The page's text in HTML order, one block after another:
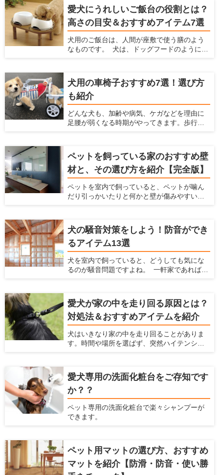
ね。 なにより、ニオイが発生しているという
ことはウイルスや雑菌が繁殖していて不衛生
になっている恐れがあるのです。 除菌効果や
菌の繁殖を抑制する効果がある洗浄剤で掃除
をすれば、原因からニオイを解消できます。
今回は、「ニオイを元から解決する」効果の
性やコストパフォーマンスに期待大です！
愛犬にうれしいご飯台の役割とは？
高さの目安＆おすすめアイテム7選
犬用のご飯台は、人間が座敷で使う膳のよう
なものです。 犬は、ドッグフードのように簡
のフードを吐き出したり、むせたりしてしま
います。 そのようなときは、犬にとって食べ
やすい姿勢が保てるご飯台を検討してみま
しょう。老犬や気管の弱い犬のサポートにも
役立ちます。 この記事では、ご飯台を使うメ
リットと選び方、おすすめのアイテムを7つ紹
犬用の車椅子おすすめ7選！選び方
も紹介
どんな犬も、加齢や病気、ケガなどを理由に
足腰が弱くなる時期がやってきます。歩行が
さんにとって、少しの距離でも一緒に歩ける
時間は貴重です。たとえ体が不自由であって
も、犬用車椅子があれば愛犬の意思で行きた
い場所に移動できます。 寝たきりを予防する
ために、体力づくりの一環として犬用車椅子
を利用するのも一つの方法です。この記事で
ペットを飼っている家のおすすめ壁
材と、その選び方を紹介【完全版】
ペットを室内で飼っていると、ペットが噛ん
だり引っかいたりと何かと壁が傷みやすいで
声が周りに漏れたりするのも、壁が原因のこ
とがあります。 だからこそ、ペットを飼う時
にはこういった悩みを解決してくれる壁材を
選ぶ必要があります。 この記事では、ペット
を飼う家におすすめの壁材を紹介するととも
に、愛犬家住宅だからこそ知っている壁材の
犬の騒音対策をしよう！防音ができ
るアイテム13選
犬を室内で飼っていると、どうしても気にな
るのが騒音問題ですよね。 一軒家であれば周
す。 犬を飼っている時の騒音問題に対策する
ための方法、商品をここでは紹介します。
愛犬が家の中を走り回る原因とは？
対処法＆おすすめアイテムを紹介
犬はいきなり家の中を走り回ることがありま
す。時間や場所を選ばず、突然ハイテンショ
への迷惑が気になりますし、鳴いたり唸った
りしながら走ると近所への迷惑も気になりま
す。何より愛犬の健康に問題ないか心配にな
ると思います。この記事では、犬が家の中を
走り回るいくつかの原因を説明するととも
に、具体的な対処法を解説します。
愛犬専用の洗面化粧台をご存知です
か？？
ペット専用の洗面化粧台で楽々シャンプーが
できます。
ペット用マットの選び方、おすすめ
マットを紹介【防滑・防音・使い勝